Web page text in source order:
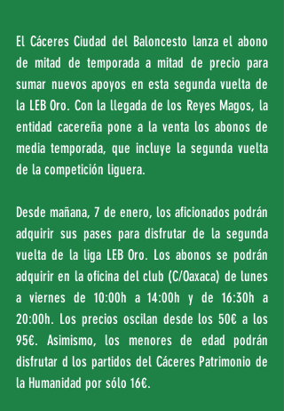
El Cáceres Ciudad del Baloncesto lanza el abono
de mitad de temporada a mitad de precio para
sumar nuevos apoyos en esta segunda vuelta de
la LEB Oro. Con la llegada de los Reyes Magos, la
entidad cacereña pone a la venta los abonos de
media temporada, que incluye la segunda vuelta
de la competición liguera.
Desde mañana, 7 de enero, los aficionados podrán
adquirir sus pases para disfrutar de la segunda
vuelta de la liga LEB Oro. Los abonos se podrán
adquirir en la oficina del club (C/Oaxaca) de lunes
a viernes de 10:00h a 14:00h y de 16:30h a
20:00h. Los precios oscilan desde los 50€ a los
95€. Asimismo, los menores de edad podrán
disfrutar d los partidos del Cáceres Patrimonio de
la Humanidad por sólo 16€.